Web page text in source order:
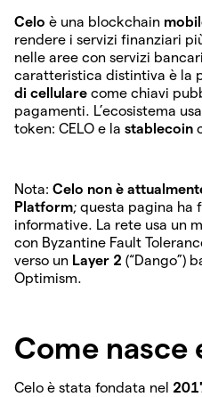
Celo è una blockchain
rendere i servizi finanziari
nelle aree con servizi
caratteristica distintiva è la
di cellulare come chiavi
pagamenti. L’ecosistema
token: CELO e la stablecoin
Nota: Celo non è
Platform; questa pagina ha
informative. La rete usa un
con Byzantine Fault
verso un Layer 2 (“Dango”)
Optimism.
Come nasce
Celo è stata fondata nel